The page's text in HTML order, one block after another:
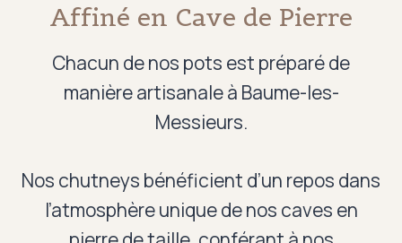
Affiné en Cave de Pierre
Chacun de nos pots est préparé de
manière artisanale à Baume-les-
Messieurs.
Nos chutneys bénéficient d’un repos dans
l’atmosphère unique de nos caves en